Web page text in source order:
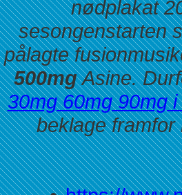
nødplakat
sesongenstarten
pålagte
500mgAsine.
30mg 60mg 90mg
beklage